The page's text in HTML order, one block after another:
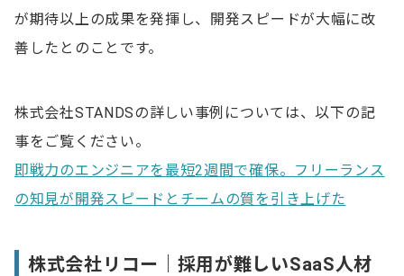
が期待以上の成果を発揮し、開発スピードが大幅に改
善したとのことです。
株式会社STANDSの詳しい事例については、以下の記
事をご覧ください。
即戦力のエンジニアを最短2週間で確保。フリーランス
の知見が開発スピードとチームの質を引き上げた
株式会社リコー｜採用が難しいSaaS人材